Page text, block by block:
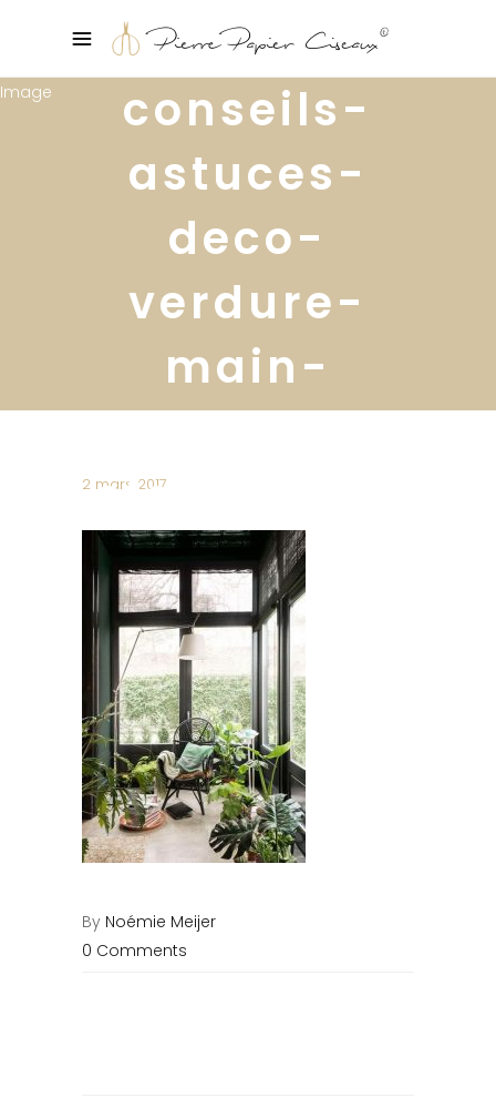
conseils-
astuces-
deco-
verdure-
main-
verte-
sfgirlbybay
2 mars 2017
By Noémie Meijer
0 Comments